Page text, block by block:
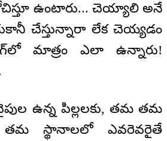
ఉంటారు... చెయ్యాలి అనే
చేస్తున్నారా లేక చెయ్యడం
మాత్రం ఎలా ఉన్నారు!
ఉన్న పిల్లలకు, తమ తమ
స్థానాలలో ఎవరెవరైతే